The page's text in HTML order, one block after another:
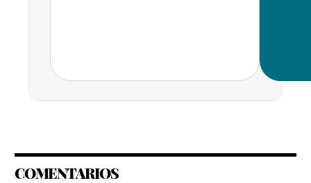
COMENTARIOS